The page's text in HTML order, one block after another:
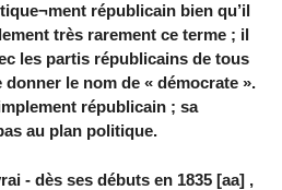
républicain bien qu’il
très rarement ce terme ; il
les partis républicains de tous
le nom de « démocrate ».
républicain ; sa
au plan politique.
- dès ses débuts en 1835 [aa] ,